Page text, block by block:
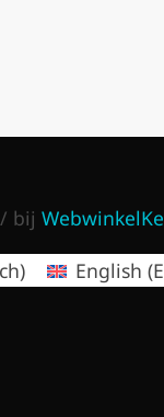
bij
) English (